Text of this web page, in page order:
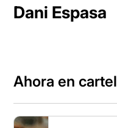
Dani Espasa
Ahora en cartel